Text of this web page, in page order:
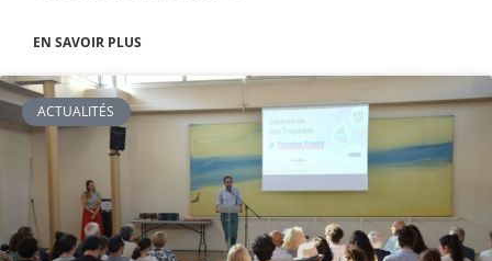
EN SAVOIR PLUS
ACTUALITÉS